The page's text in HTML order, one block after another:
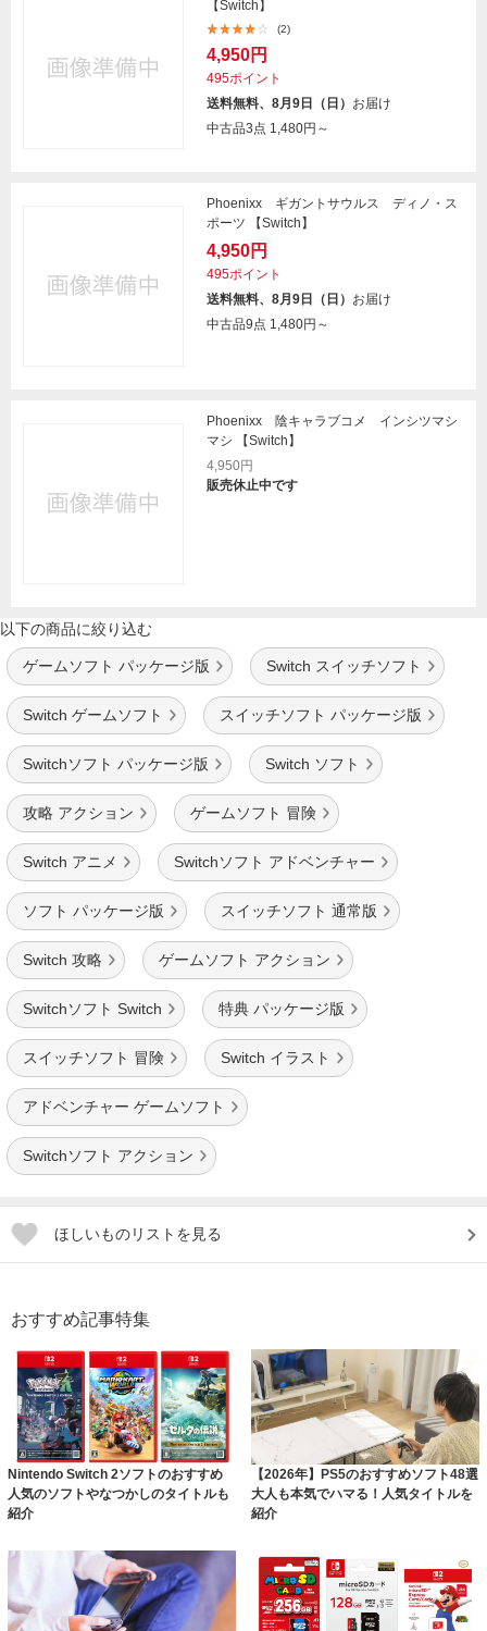
【Switch】
(2)
4,950円
495ポイント
送料無料、8月9日（日） お届け
中古品3点 1,480円～
Phoenixx ギガントサウルス ディノ・ス
ポーツ 【Switch】
4,950円
495ポイント
送料無料、8月9日（日） お届け
中古品9点 1,480円～
Phoenixx 陰キャラブコメ インシツマシ
マシ 【Switch】
4,950円
販売休止中です
以下の商品に絞り込む
ゲームソフト パッケージ版 Switch スイッチソフト
Switch ゲームソフト スイッチソフト パッケージ版
Switchソフト パッケージ版 Switch ソフト
攻略 アクション ゲームソフト 冒険
Switch アニメ Switchソフト アドベンチャー
ソフト パッケージ版 スイッチソフト 通常版
Switch 攻略 ゲームソフト アクション
Switchソフト Switch 特典 パッケージ版
スイッチソフト 冒険 Switch イラスト
アドベンチャー ゲームソフト
Switchソフト アクション
ほしいものリストを見る
おすすめ記事特集
Nintendo Switch 2ソフトのおすすめ
人気のソフトやなつかしのタイトルも
紹介
【2026年】PS5のおすすめソフト48選
大人も本気でハマる！人気タイトルを
紹介